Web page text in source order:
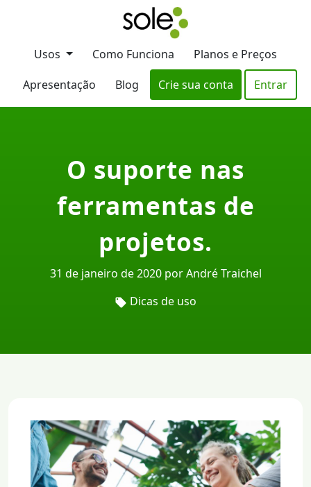
Usos Como Funciona
Planos e Preços
Apresentação
Blog Crie sua conta Entrar
O suporte nas
ferramentas de
projetos.
31 de janeiro de 2020 por André Traichel
Dicas de uso